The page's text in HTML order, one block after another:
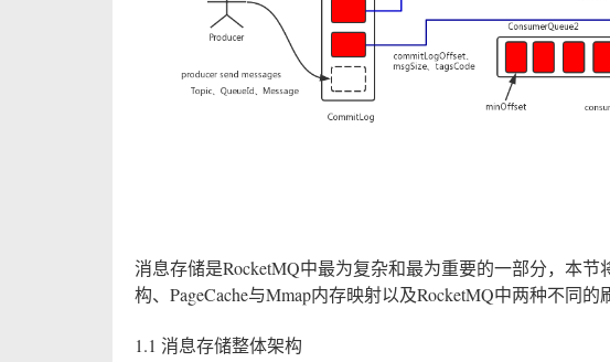
消息存储是RocketMQ中最为复杂和最为重要的一部分，本节
构、PageCache与Mmap内存映射以及RocketMQ中两种不同
1.1 消息存储整体架构